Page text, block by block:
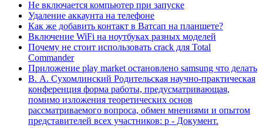
Не включается компьютер при запуске
Удаление аккаунта на телефоне
Как же добавить контакт в Ватсап на планшете?
Включение WiFi на ноутбуках разных моделей
Почему не стоит использовать crack для Total
Commander
Приложение play market остановлено samsung что делать
В. А. Сухомлинский Родительская научно-практическая
конференция форма работы, предусматривающая,
помимо изложения теоретических основ
рассматриваемого вопроса, обмен мнениями и опытом
представителей всех участников: р - Документ.